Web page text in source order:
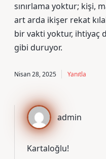
sınırlama yoktur; kişi,
art arda ikişer rekat
bir vakti yoktur, ihtiyaç
gibi duruyor.
Nisan 28, 2025 Yanıtla
admin
Kartaloğlu!